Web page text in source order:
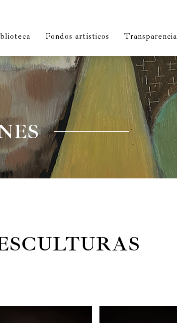
Fondos artísticos Transparencia